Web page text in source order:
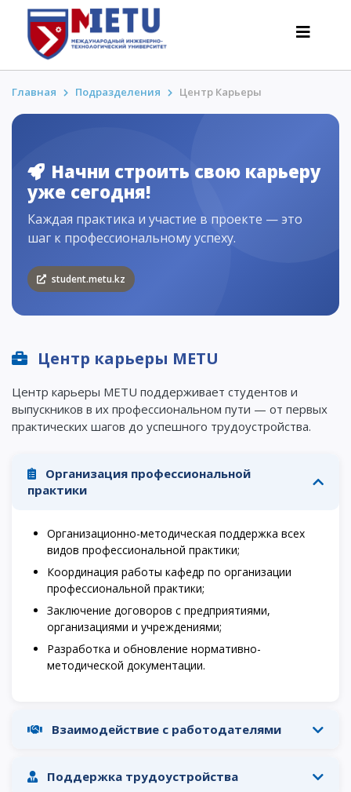
Сценарии поступления-2026
Все о поступлении
Гранты
АнтиОлимпиада
Стоимость обучения
Скидки и льготы
Напутствие
Международная программа АССА
Проживание и общежития
Кампус-тур
METU Courses
ОБРАЗОВАТЕЛЬНЫЕ ПРОГРАММЫ
Колледж
Бакалавриат
Второе высшее
Главная Подразделения Центр Карьеры
Начни строить свою карьеру
уже сегодня!
Каждая практика и участие в проекте — это
шаг к профессиональному успеху.
student.metu.kz
Центр карьеры METU
Центр карьеры METU поддерживает студентов и
выпускников в их профессиональном пути — от первых
практических шагов до успешного трудоустройства.
Организация профессиональной
практики
Организационно-методическая поддержка всех
видов профессиональной практики;
Координация работы кафедр по организации
профессиональной практики;
Заключение договоров с предприятиями,
организациями и учреждениями;
Разработка и обновление нормативно-
методической документации.
Взаимодействие с работодателями
Поддержка трудоустройства